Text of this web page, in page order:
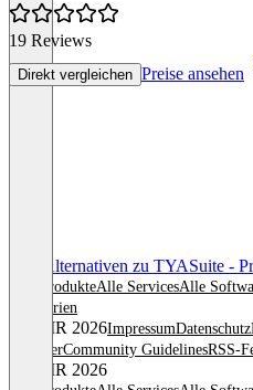
19 Reviews
Direkt vergleichen Preise ansehen
Alle Alternativen zu TYASuite -
Alle ProdukteAlle ServicesAlle
Kategorien
© OMR 2026ImpressumDatenschutz
AnbieterCommunity GuidelinesRSS-
© OMR 2026